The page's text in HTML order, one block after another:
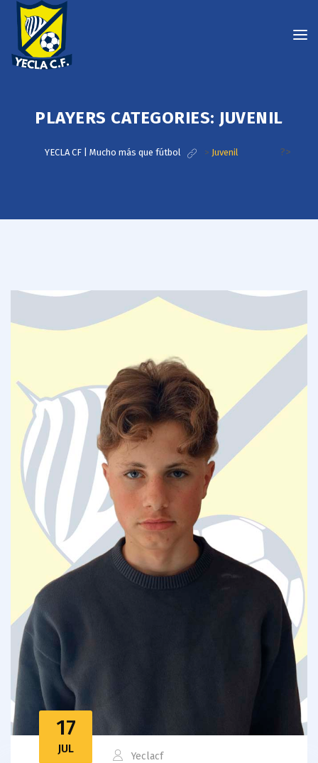
PLAYERS CATEGORIES: JUVENIL
YECLA CF | Mucho más que fútbol > Juvenil ?>
17
JUL
Yeclacf